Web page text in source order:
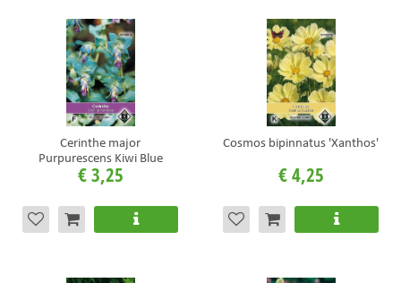
Cerinthe major
Purpurescens Kiwi Blue
€3,25
Cosmos bipinnatus 'Xanthos'
€4,25